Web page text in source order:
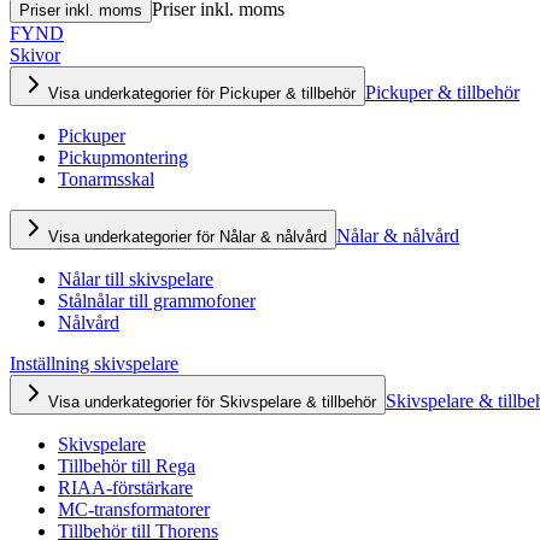
Priser inkl. moms Priser inkl. moms
FYND
Skivor
Visa underkategorier för Pickuper & tillbehör Pickuper & tillbehör
Pickuper
Pickupmontering
Tonarmsskal
Visa underkategorier för Nålar & nålvård Nålar & nålvård
Nålar till skivspelare
Stålnålar till grammofoner
Nålvård
Inställning skivspelare
Visa underkategorier för Skivspelare & tillbehör Skivspelare &
Skivspelare
Tillbehör till Rega
RIAA-förstärkare
MC-transformatorer
Tillbehör till Thorens